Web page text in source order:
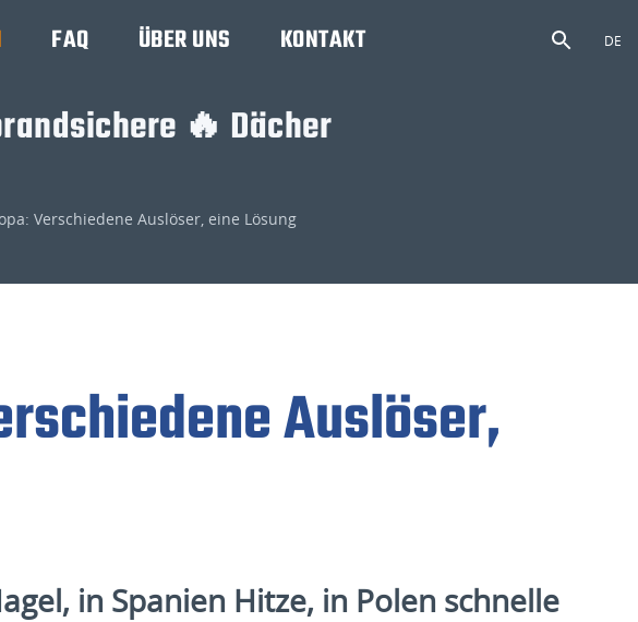
DE
FAQ ÜBER UNS KONTAKT
🔥 Dächer
Verschiedene Auslöser, eine Lösung
Auslöser,
in Spanien Hitze, in Polen schnelle